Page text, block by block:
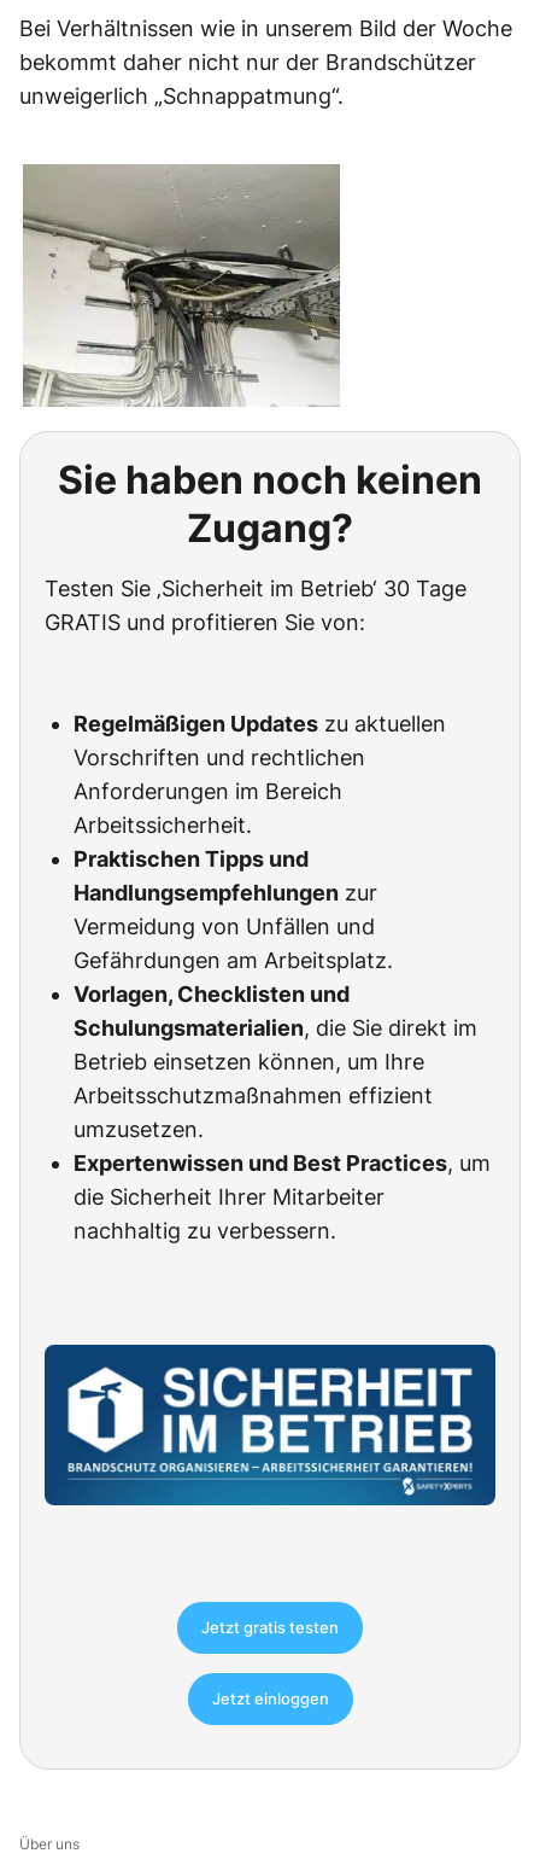
Bei Verhältnissen wie in unserem Bild der Woche
bekommt daher nicht nur der Brandschützer
unweigerlich „Schnappatmung“.
Sie haben noch keinen
Zugang?
Testen Sie ‚Sicherheit im Betrieb‘ 30 Tage
GRATIS und profitieren Sie von:
Regelmäßigen Updates zu aktuellen
Vorschriften und rechtlichen
Anforderungen im Bereich
Arbeitssicherheit.
Praktischen Tipps und
Handlungsempfehlungen zur
Vermeidung von Unfällen und
Gefährdungen am Arbeitsplatz.
Vorlagen, Checklisten und
Schulungsmaterialien, die Sie direkt im
Betrieb einsetzen können, um Ihre
Arbeitsschutzmaßnahmen effizient
umzusetzen.
Expertenwissen und Best Practices, um
die Sicherheit Ihrer Mitarbeiter
nachhaltig zu verbessern.
Jetzt gratis testen
Jetzt einloggen
Über uns